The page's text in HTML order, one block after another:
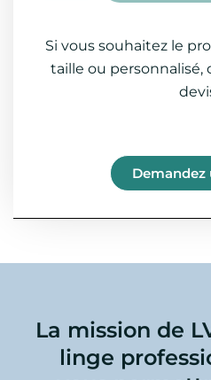
Si vous souhaitez le
taille ou
Demandez
La mission de
linge